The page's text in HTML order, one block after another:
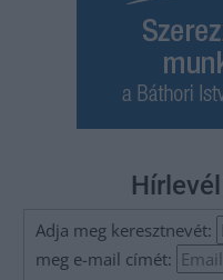
Adja meg keresztnevét:
meg e-mail címét: